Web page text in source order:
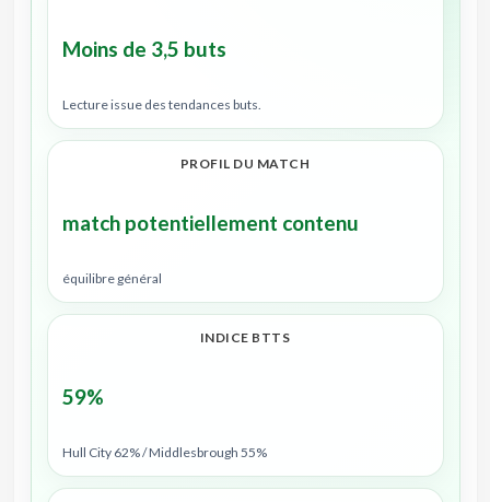
Moins de 3,5 buts
Lecture issue des tendances buts.
PROFIL DU MATCH
match potentiellement contenu
équilibre général
INDICE BTTS
59%
Hull City 62% / Middlesbrough 55%